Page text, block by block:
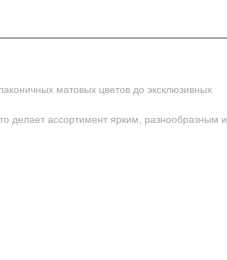
матовых цветов до эксклюзивных
делает ассортимент ярким, разнообразным и